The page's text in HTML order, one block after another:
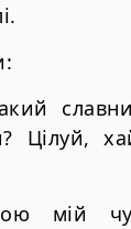
Цілуй,
мій